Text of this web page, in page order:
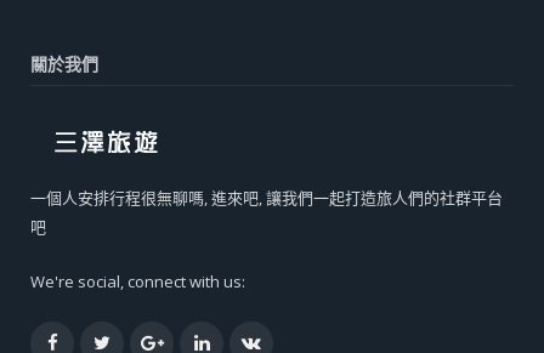
關於我們
一個人安排行程很無聊嗎, 進來吧, 讓我們一起打造旅人們的社群平台
吧
We're social, connect with us:
FacebookTwitterGoogle+LinkedInVK